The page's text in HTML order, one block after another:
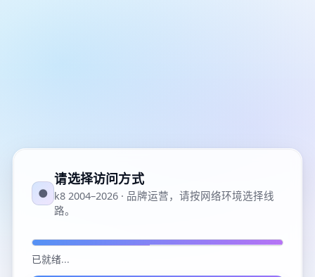
●
请选择访问方式
k8 2004–2026 · 品牌运营，请按网络环境选择线
路。
已就绪...